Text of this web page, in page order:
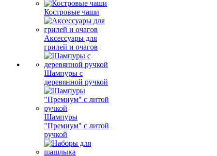
Костровые чаши
Аксессуары для
грилей и очагов
Шампуры с
деревянной ручкой
Шампуры
"Премиум" с литой
ручкой